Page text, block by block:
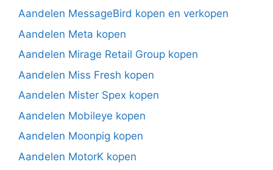
Aandelen MessageBird kopen en verkopen
Aandelen Meta kopen
Aandelen Mirage Retail Group kopen
Aandelen Miss Fresh kopen
Aandelen Mister Spex kopen
Aandelen Mobileye kopen
Aandelen Moonpig kopen
Aandelen MotorK kopen